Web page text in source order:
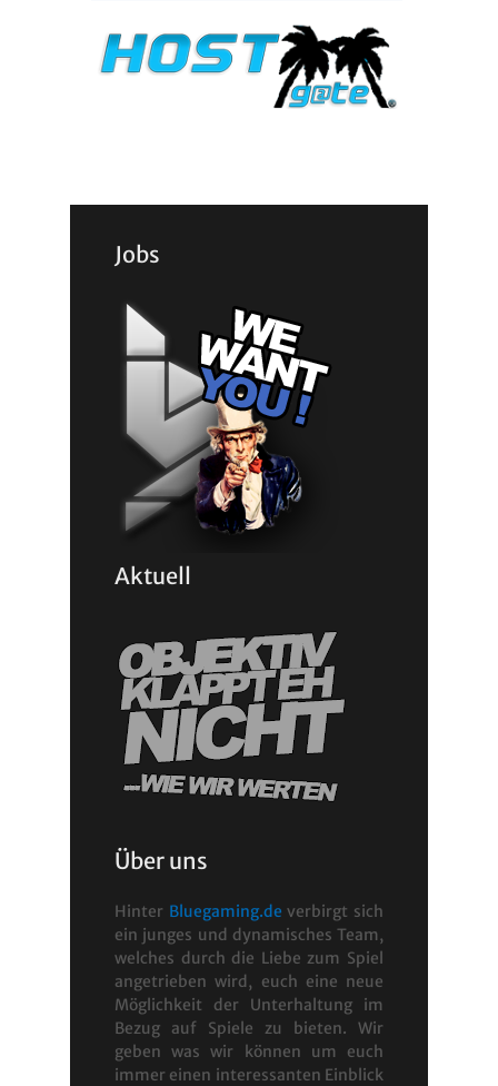
Jobs
Aktuell
Über uns
Hinter Bluegaming.de verbirgt sich
ein junges und dynamisches Team,
welches durch die Liebe zum Spiel
angetrieben wird, euch eine neue
Möglichkeit der Unterhaltung im
Bezug auf Spiele zu bieten. Wir
geben was wir können um euch
immer einen interessanten Einblick